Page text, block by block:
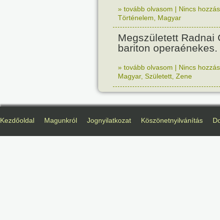
» tovább olvasom | Nincs
Történelem
Magyar
Megszületett Radnai
bariton operaénekes.
» tovább olvasom | Nincs
Magyar, Született Zene
Kezdőoldal Magunkról Jognyilatkozat Köszönetnyilvánítás